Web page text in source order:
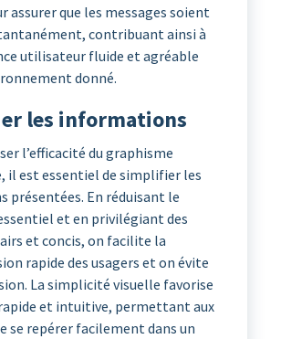
assurer que les messages soient
contribuant ainsi à
utilisateur fluide et agréable
donné.
les informations
l’efficacité du graphisme
il est essentiel de simplifier les
présentées. En réduisant le
et en privilégiant des
et concis, on facilite la
rapide des usagers et on évite
La simplicité visuelle favorise
et intuitive, permettant aux
se repérer facilement dans un